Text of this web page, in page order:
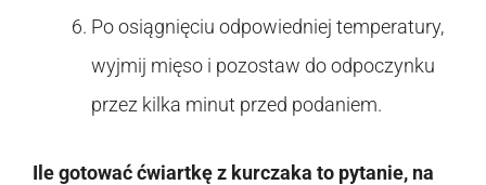
Po osiągnięciu odpowiedniej temperatury,
wyjmij mięso i pozostaw do odpoczynku
przez kilka minut przed podaniem.
Ile gotować ćwiartkę z kurczaka to pytanie, na